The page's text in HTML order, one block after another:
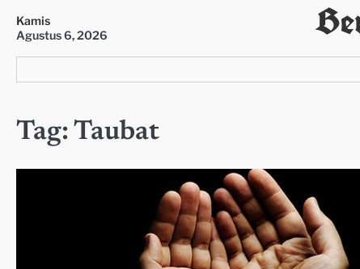
content
Kamis
Agustus 6, 2026
Tag: Taubat